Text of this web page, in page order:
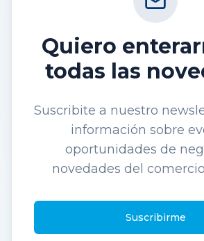
Quiero
todas las
Suscribite a nuestro
información sobre
oportunidades de
novedades del
Suscribirme